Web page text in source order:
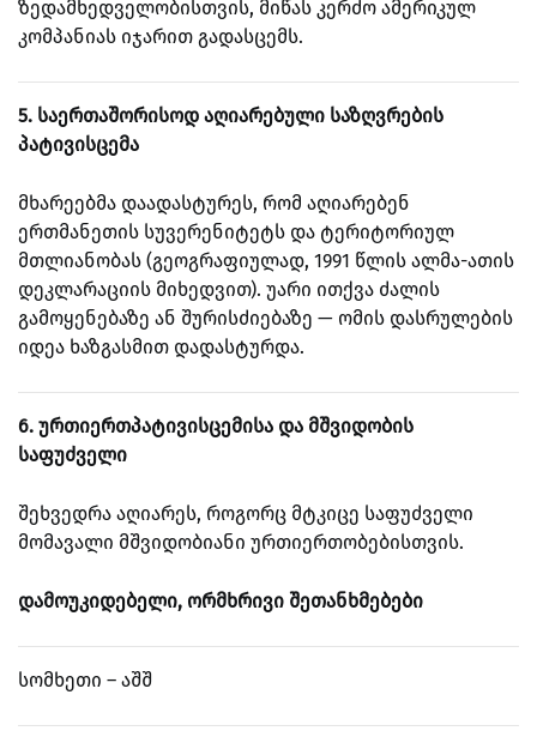
ზედამხედველობისთვის, მიწას კერძო ამერიკულ
კომპანიას იჯარით გადასცემს.
5. საერთაშორისოდ აღიარებული საზღვრების
პატივისცემა
მხარეებმა დაადასტურეს, რომ აღიარებენ
ერთმანეთის სუვერენიტეტს და ტერიტორიულ
მთლიანობას (გეოგრაფიულად, 1991 წლის ალმა-ათის
დეკლარაციის მიხედვით). უარი ითქვა ძალის
გამოყენებაზე ან შურისძიებაზე — ომის დასრულების
იდეა ხაზგასმით დადასტურდა.
6. ურთიერთპატივისცემისა და მშვიდობის
საფუძველი
შეხვედრა აღიარეს, როგორც მტკიცე საფუძველი
მომავალი მშვიდობიანი ურთიერთობებისთვის.
დამოუკიდებელი, ორმხრივი შეთანხმებები
სომხეთი – აშშ